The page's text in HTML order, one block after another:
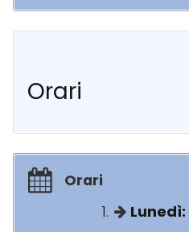
Orari
Orari
Lunedì: